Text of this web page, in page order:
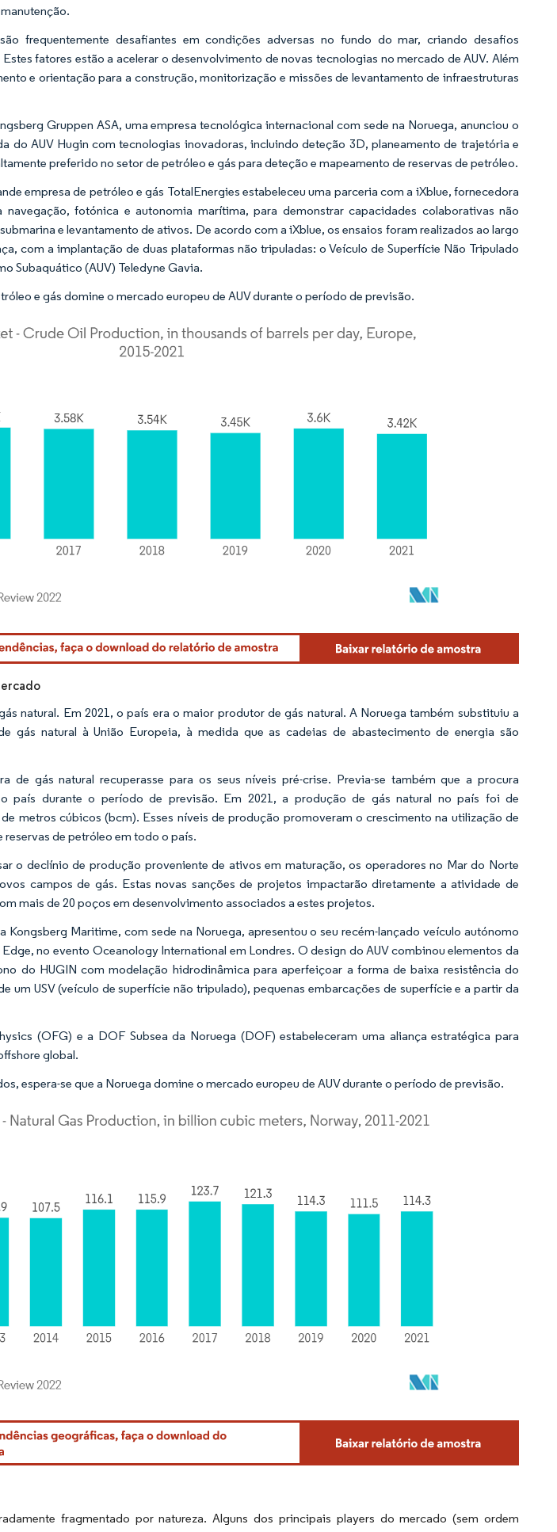
frequentemente desafiantes em condições adversas no fundo do mar, criando desafios
fatores estão a acelerar o desenvolvimento de novas tecnologias no mercado de AUV. Além
e orientação para a construção, monitorização e missões de levantamento de infraestruturas
Gruppen ASA, uma empresa tecnológica internacional com sede na Noruega, anunciou o
do AUV Hugin com tecnologias inovadoras, incluindo deteção 3D, planeamento de trajetória e
preferido no setor de petróleo e gás para deteção e mapeamento de reservas de petróleo.
empresa de petróleo e gás TotalEnergies estabeleceu uma parceria com a iXblue, fornecedora
fotónica e autonomia marítima, para demonstrar capacidades colaborativas não
e levantamento de ativos. De acordo com a iXblue, os ensaios foram realizados ao largo
com a implantação de duas plataformas não tripuladas: o Veículo de Superfície Não Tripulado
Subaquático (AUV) Teledyne Gavia.
e gás domine o mercado europeu de AUV durante o período de previsão.
conforme CC BY 4.0.
natural. Em 2021, o país era o maior produtor de gás natural. A Noruega também substituiu a
gás natural à União Europeia, à medida que as cadeias de abastecimento de energia são
de gás natural recuperasse para os seus níveis pré-crise. Previa-se também que a procura
país durante o período de previsão. Em 2021, a produção de gás natural no país foi de
metros cúbicos (bcm). Esses níveis de produção promoveram o crescimento na utilização de
reservas de petróleo em todo o país.
o declínio de produção proveniente de ativos em maturação, os operadores no Mar do Norte
campos de gás. Estas novas sanções de projetos impactarão diretamente a atividade de
mais de 20 poços em desenvolvimento associados a estes projetos.
Kongsberg Maritime, com sede na Noruega, apresentou o seu recém-lançado veículo autónomo
no evento Oceanology International em Londres. O design do AUV combinou elementos da
do HUGIN com modelação hidrodinâmica para aperfeiçoar a forma de baixa resistência do
um USV (veículo de superfície não tripulado), pequenas embarcações de superfície e a partir da
(OFG) e a DOF Subsea da Noruega (DOF) estabeleceram uma aliança estratégica para
global.
espera-se que a Noruega domine o mercado europeu de AUV durante o período de previsão.
conforme CC BY 4.0.
fragmentado por natureza. Alguns dos principais players do mercado (sem ordem